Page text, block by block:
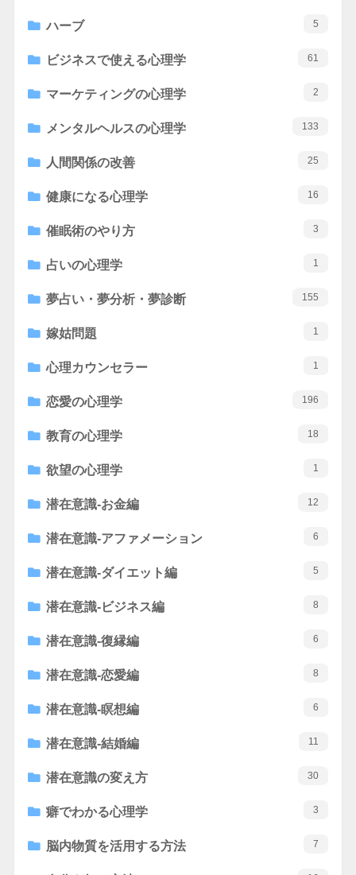
ハーブ 5
ビジネスで使える心理学 61
マーケティングの心理学 2
メンタルヘルスの心理学 133
人間関係の改善 25
健康になる心理学 16
催眠術のやり方 3
占いの心理学 1
夢占い・夢分析・夢診断 155
嫁姑問題 1
心理カウンセラー 1
恋愛の心理学 196
教育の心理学 18
欲望の心理学 1
潜在意識-お金編 12
潜在意識-アファメーション 6
潜在意識-ダイエット編 5
潜在意識-ビジネス編 8
潜在意識-復縁編 6
潜在意識-恋愛編 8
潜在意識-瞑想編 6
潜在意識-結婚編 11
潜在意識の変え方 30
癖でわかる心理学 3
脳内物質を活用する方法 7